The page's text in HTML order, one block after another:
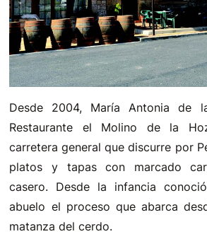
Desde 2004, María Antonia de
Restaurante el Molino de la
carretera general que discurre por
platos y tapas con marcado
casero. Desde la infancia
abuelo el proceso que abarca
matanza del cerdo.